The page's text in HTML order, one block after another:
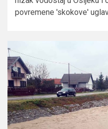
povremene 'skokove'